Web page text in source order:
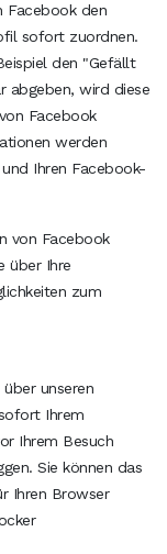
Facebook den
sofort zuordnen.
den "Gefällt
abgeben, wird diese
Facebook
werden
Ihren Facebook-
von Facebook
über Ihre
zum
unseren
Ihrem
Ihrem Besuch
Sie können das
Ihren Browser